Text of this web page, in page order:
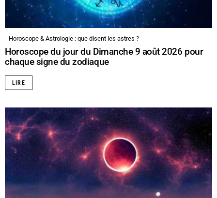
Horoscope & Astrologie : que disent les astres ?
Horoscope du jour du Dimanche 9 août 2026 pour
chaque signe du zodiaque
LIRE